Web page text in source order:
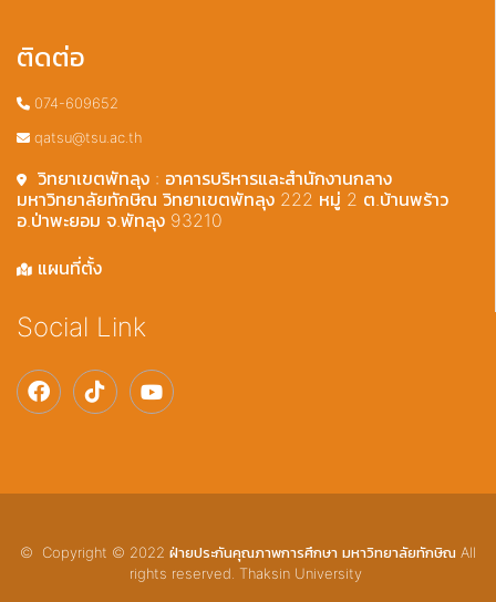
ติดต่อ
074-609652
qatsu@tsu.ac.th
วิทยาเขตพัทลุง : อาคารบริหารและสำนักงานกลาง
มหาวิทยาลัยทักษิณ วิทยาเขตพัทลุง 222 หมู่ 2 ต.บ้านพร้าว
อ.ป่าพะยอม จ.พัทลุง 93210
แผนที่ตั้ง
Social Link
© Copyright © 2022 ฝ่ายประกันคุณภาพการศึกษา มหาวิทยาลัยทักษิณ All
rights reserved. Thaksin University